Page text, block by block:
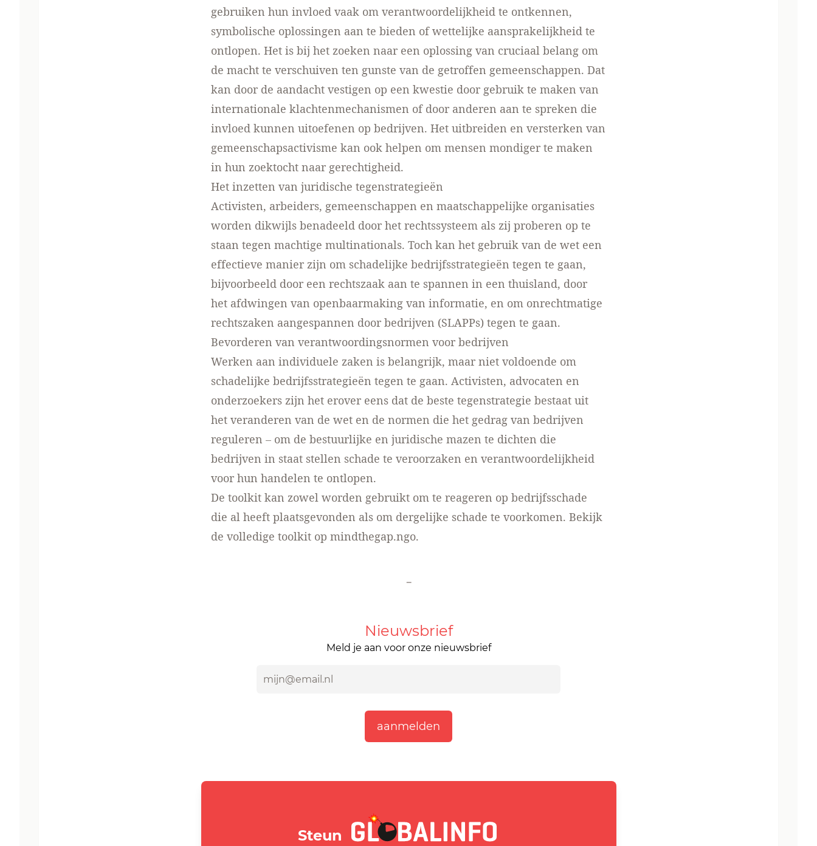
gebruiken hun invloed vaak om verantwoordelijkheid te ontkennen,
symbolische oplossingen aan te bieden of wettelijke aansprakelijkheid te
ontlopen. Het is bij het zoeken naar een oplossing van cruciaal belang om
de macht te verschuiven ten gunste van de getroffen gemeenschappen. Dat
kan door de aandacht vestigen op een kwestie door gebruik te maken van
internationale klachtenmechanismen of door anderen aan te spreken die
invloed kunnen uitoefenen op bedrijven. Het uitbreiden en versterken van
gemeenschapsactivisme kan ook helpen om mensen mondiger te maken
in hun zoektocht naar gerechtigheid.
Het inzetten van juridische tegenstrategieën
Activisten, arbeiders, gemeenschappen en maatschappelijke organisaties
worden dikwijls benadeeld door het rechtssysteem als zij proberen op te
staan tegen machtige multinationals. Toch kan het gebruik van de wet een
effectieve manier zijn om schadelijke bedrijfsstrategieën tegen te gaan,
bijvoorbeeld door een rechtszaak aan te spannen in een thuisland, door
het afdwingen van openbaarmaking van informatie, en om onrechtmatige
rechtszaken aangespannen door bedrijven (SLAPPs) tegen te gaan.
Bevorderen van verantwoordingsnormen voor bedrijven
Werken aan individuele zaken is belangrijk, maar niet voldoende om
schadelijke bedrijfsstrategieën tegen te gaan. Activisten, advocaten en
onderzoekers zijn het erover eens dat de beste tegenstrategie bestaat uit
het veranderen van de wet en de normen die het gedrag van bedrijven
reguleren – om de bestuurlijke en juridische mazen te dichten die
bedrijven in staat stellen schade te veroorzaken en verantwoordelijkheid
voor hun handelen te ontlopen.
De toolkit kan zowel worden gebruikt om te reageren op bedrijfsschade
die al heeft plaatsgevonden als om dergelijke schade te voorkomen. Bekijk
de volledige toolkit op mindthegap.ngo.
-
Nieuwsbrief
Meld je aan voor onze nieuwsbrief
Steun GLOBALINFO.nl